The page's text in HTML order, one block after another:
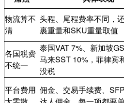
物流算不
清
头程、尾程费率不同，
裹重量和SKU重量取值
各国税费
不统一
泰国VAT 7%、新加坡
马来SST 10%，菲律宾
没税
平台费用 佣金、交易手续费、SFP